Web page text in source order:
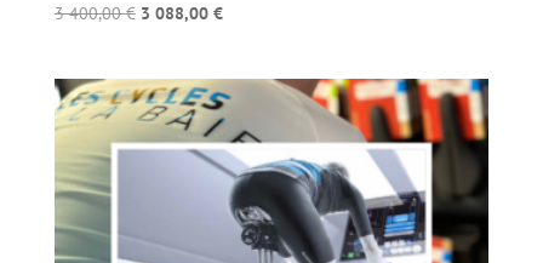
3 400,00€ Le
était :
3
400,00 €.
3 088,00 €Le
est :
3
088,00 €.